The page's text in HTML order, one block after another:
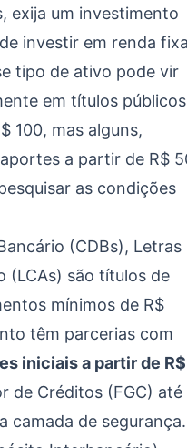
exija um investimento
investir em renda
tipo de ativo pode vir
em títulos
100, mas alguns,
a partir de R$
as condições
(CDBs), Letras
(LCAs) são títulos de
mínimos de R$
têm parcerias com
iniciais a partir de R$
de Créditos (FGC) até
camada de segurança.